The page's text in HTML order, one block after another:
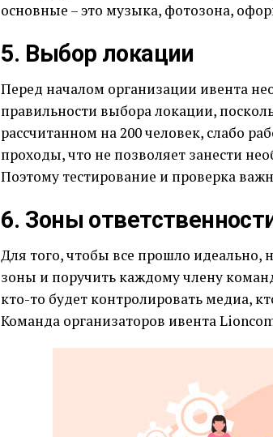
основные – это музыка, фотозона,
5. Выбор локации
Перед началом организации ивента
правильности выбора локации,
рассчитанном на 200 человек, слабо
проходы, что не позволяет занести
Поэтому тестирование и проверка
6. Зоны
Для того, чтобы все прошло идеально,
зоны и поручить каждому члену
кто-то будет контролировать медиа,
Команда организаторов ивента